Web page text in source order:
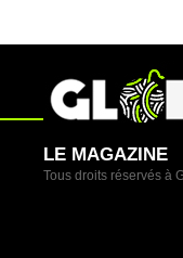
LE MAGAZINE
Tous droits réservés à